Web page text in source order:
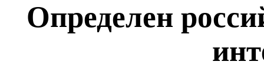
Определен